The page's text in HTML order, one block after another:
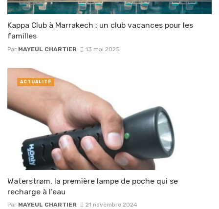
Kappa Club à Marrakech : un club vacances pour les
familles
Par MAYEUL CHARTIER 13 mai 2025
Waterstrøm, la première lampe de poche qui se
recharge à l’eau
Par MAYEUL CHARTIER 21 novembre 2024
ACTUALITÉ